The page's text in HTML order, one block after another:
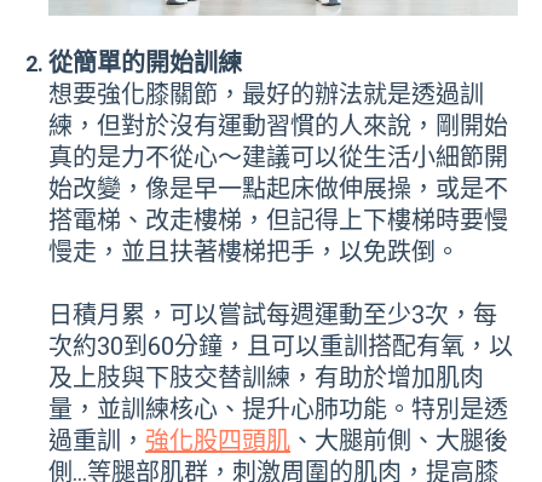
從簡單的開始訓練
想要強化膝關節，最好的辦法就是透過訓
練，但對於沒有運動習慣的人來說，剛開始
真的是力不從心～建議可以從生活小細節開
始改變，像是早一點起床做伸展操，或是不
搭電梯、改走樓梯，但記得上下樓梯時要慢
慢走，並且扶著樓梯把手，以免跌倒。
日積月累，可以嘗試每週運動至少3次，每
次約30到60分鐘，且可以重訓搭配有氧，以
及上肢與下肢交替訓練，有助於增加肌肉
量，並訓練核心、提升心肺功能。特別是透
過重訓， 強化股四頭肌 、大腿前側、大腿後
側…等腿部肌群，刺激周圍的肌肉，提高膝